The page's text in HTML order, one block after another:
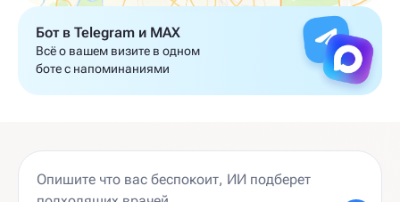
Бот в Telegram и MAX
Всё о вашем визите в одном
боте с напоминаниями